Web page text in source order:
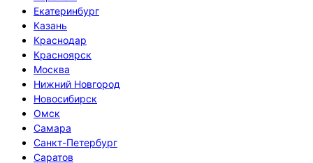
Екатеринбург
Казань
Краснодар
Красноярск
Москва
Нижний Новгород
Новосибирск
Омск
Самара
Санкт-Петербург
Саратов